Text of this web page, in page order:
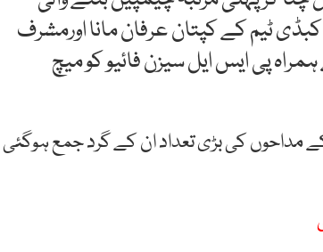
ٹیم کے کپتان عرفان مانا اورمشرف
پی ایس ایل سیزن فائیو کو میچ
مداحوں کی بڑی تعداد ان کے گرد جمع ہوگئی